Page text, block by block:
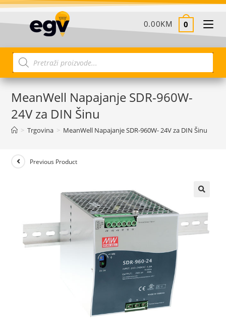
0.00KM 0
MeanWell Napajanje SDR-960W-
24V za DIN Šinu
> Trgovina > MeanWell Napajanje SDR-960W- 24V za DIN Šinu
Previous Product